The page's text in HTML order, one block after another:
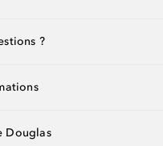
?
Douglas